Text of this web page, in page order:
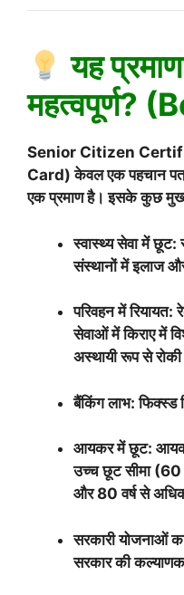
यह
महत्वपूर्ण?
Senior Citizen
Card) केवल एक पहचान
एक प्रमाण है। इसके कुछ
स्वास्थ्य सेवा में
संस्थानों में इलाज और
परिवहन में
सेवाओं में किराए में
अस्थायी रूप से
बैंकिंग लाभ: फिक्स्ड
आयकर में छूट: आयकर
उच्च छूट सीमा
और 80 वर्ष से
सरकारी योजनाओं
सरकार की